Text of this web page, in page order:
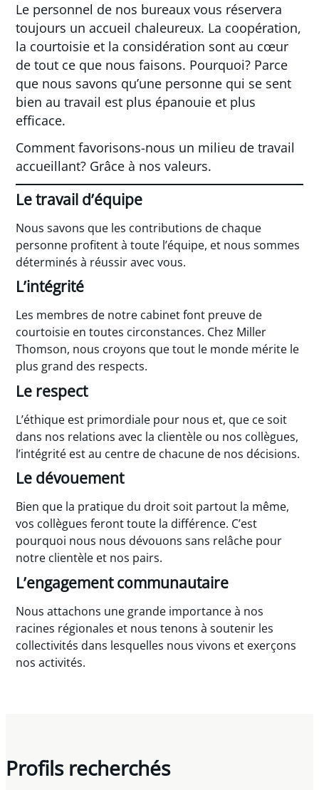
Le personnel de nos bureaux vous réservera
toujours un accueil chaleureux. La coopération,
la courtoisie et la considération sont au cœur
de tout ce que nous faisons. Pourquoi? Parce
que nous savons qu’une personne qui se sent
bien au travail est plus épanouie et plus
efficace.
Comment favorisons-nous un milieu de travail
accueillant? Grâce à nos valeurs.
Le travail d’équipe
Nous savons que les contributions de chaque
personne profitent à toute l’équipe, et nous sommes
déterminés à réussir avec vous.
L’intégrité
Les membres de notre cabinet font preuve de
courtoisie en toutes circonstances. Chez Miller
Thomson, nous croyons que tout le monde mérite le
plus grand des respects.
Le respect
L’éthique est primordiale pour nous et, que ce soit
dans nos relations avec la clientèle ou nos collègues,
l’intégrité est au centre de chacune de nos décisions.
Le dévouement
Bien que la pratique du droit soit partout la même,
vos collègues feront toute la différence. C’est
pourquoi nous nous dévouons sans relâche pour
notre clientèle et nos pairs.
L’engagement communautaire
Nous attachons une grande importance à nos
racines régionales et nous tenons à soutenir les
collectivités dans lesquelles nous vivons et exerçons
nos activités.
Profils recherchés